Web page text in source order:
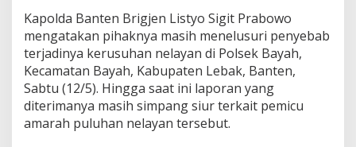
Kapolda Banten Brigjen Listyo Sigit Prabowo
mengatakan pihaknya masih menelusuri penyebab
terjadinya kerusuhan nelayan di Polsek Bayah,
Kecamatan Bayah, Kabupaten Lebak, Banten,
Sabtu (12/5). Hingga saat ini laporan yang
diterimanya masih simpang siur terkait pemicu
amarah puluhan nelayan tersebut.